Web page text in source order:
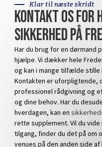
Klar til næste skridt
Kontakt os for
sikkerhed på
Har du brug for en dørmand
hjælpe. Vi dækker hele
og kan i mange tilfælde stille
Kontakten er uforpligtende,
professionel rådgivning og
og dine behov. Har du
hverdagen, kan en
rette supplement. Vil du
tilgang, finder du det på om
venues på den anden side